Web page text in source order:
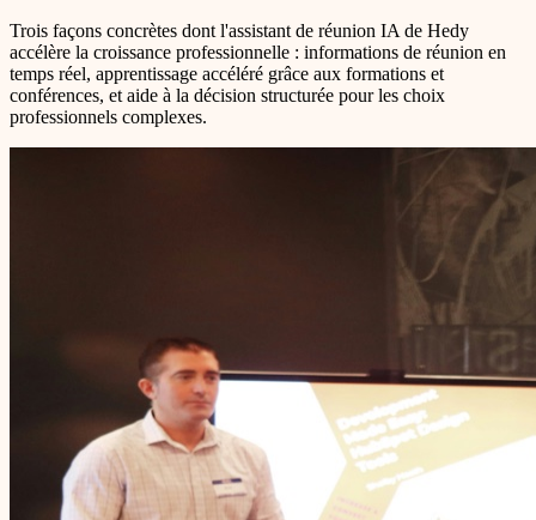
Trois façons concrètes dont l'assistant de réunion IA de Hedy
accélère la croissance professionnelle : informations de réunion en
temps réel, apprentissage accéléré grâce aux formations et
conférences, et aide à la décision structurée pour les choix
professionnels complexes.